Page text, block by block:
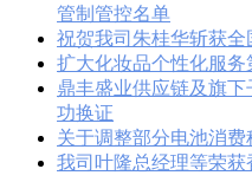
管制管控名单
祝贺我司朱桂华斩获全
扩大化妆品个性化服
鼎丰盛业供应链及旗
功换证
关于调整部分电池消
我司叶隆总经理等荣